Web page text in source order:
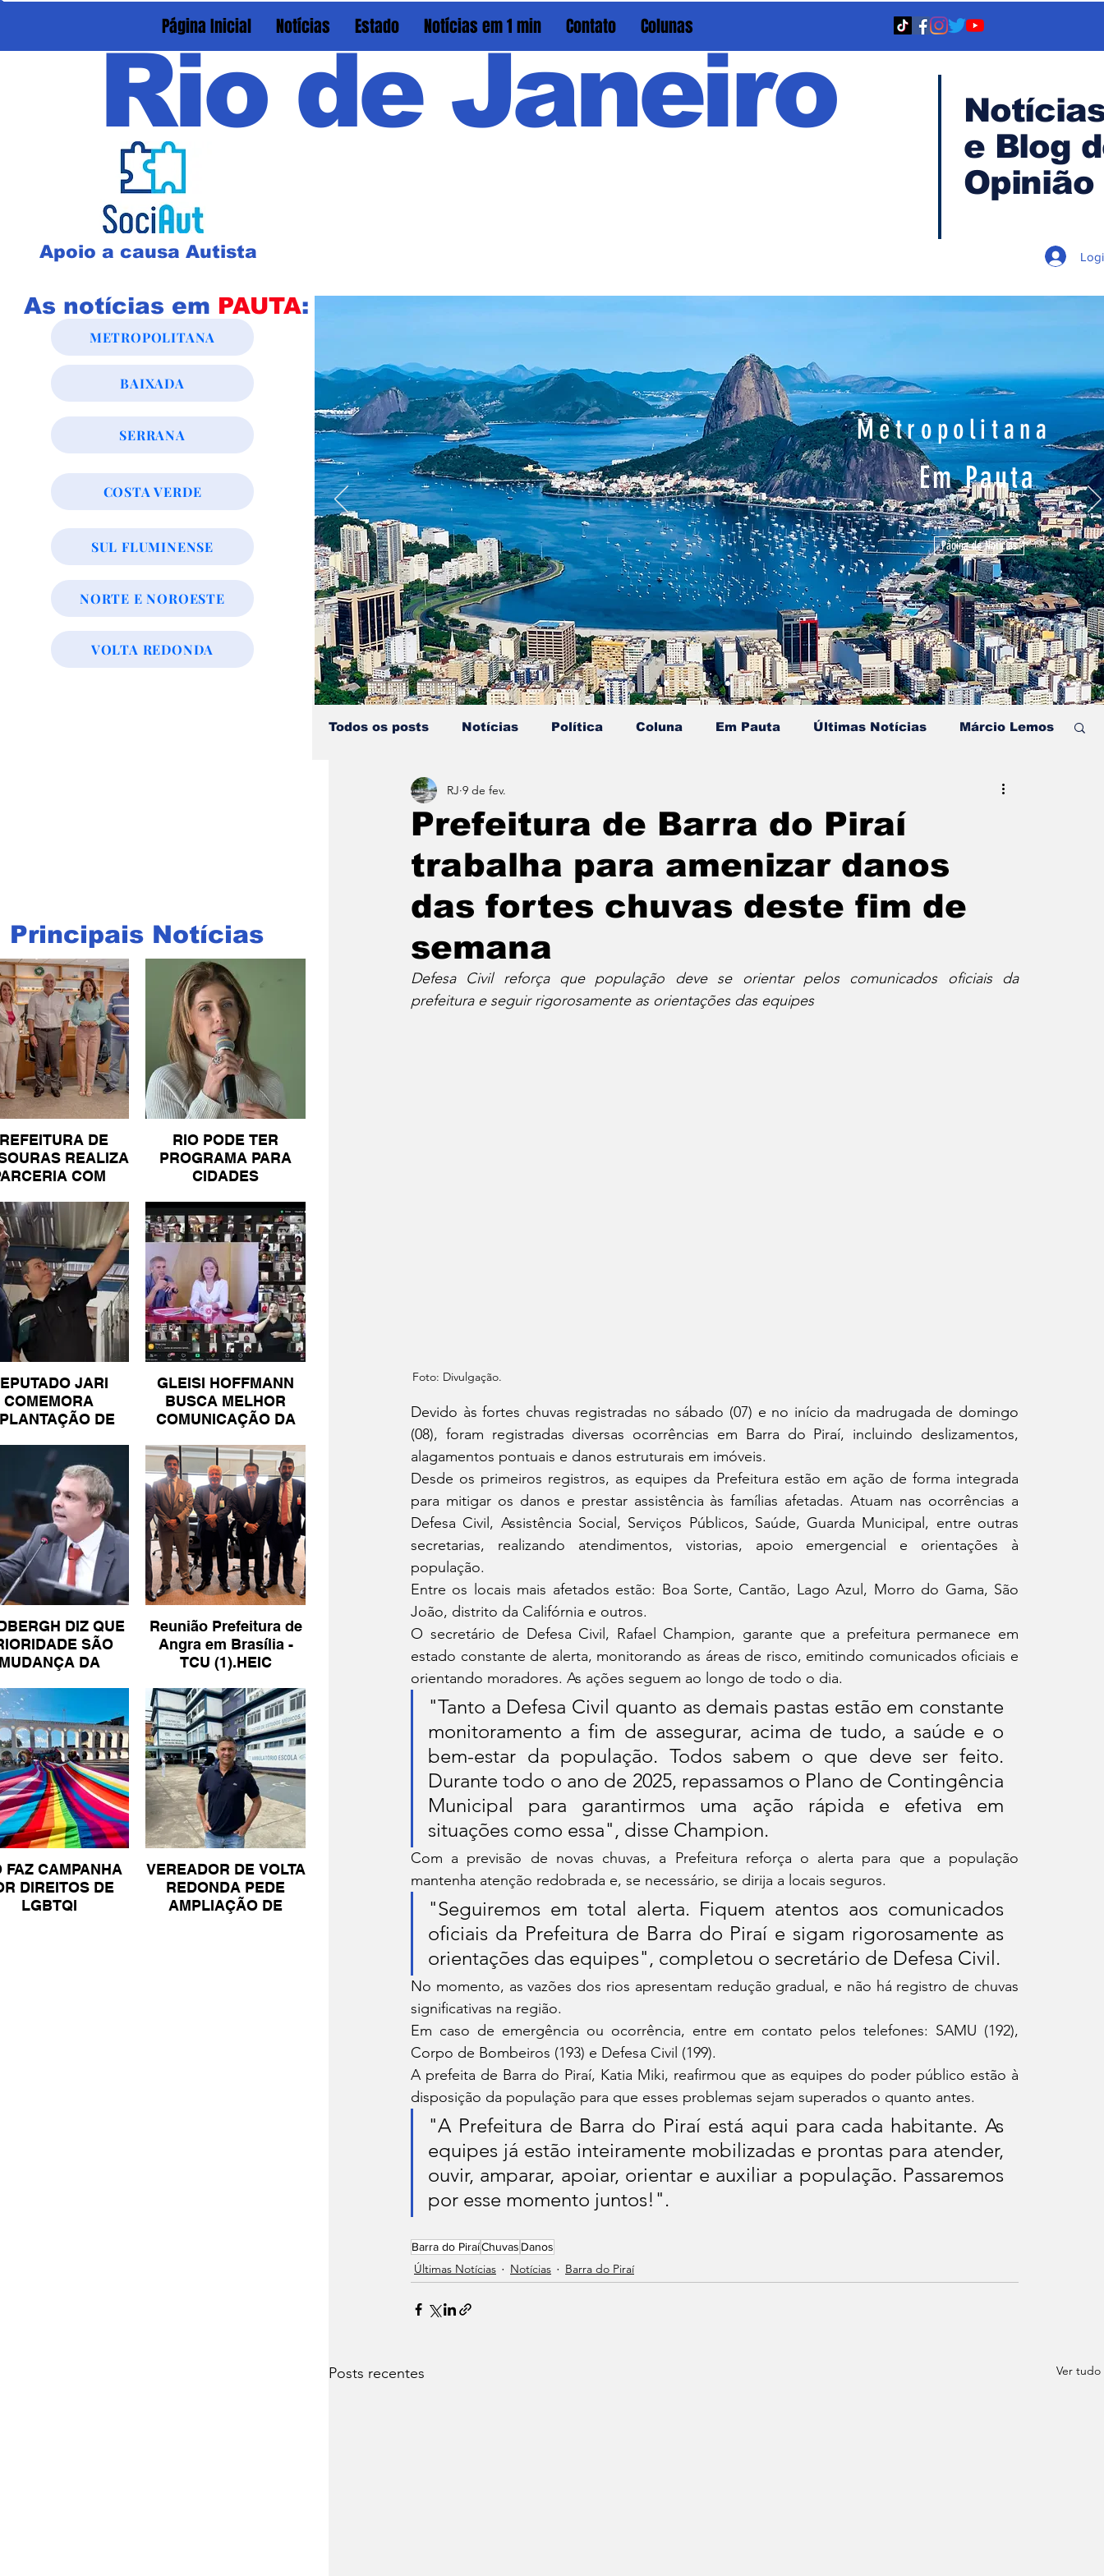
Página Inicial Notícias Estado Notícias em 1 min Contato Colunas
Rio de Janeiro
Apoio a causa Autista
e Blog
Opinião
As notícias em PAUTA:
METROPOLITANA
BAIXADA
SERRANA
COSTA VERDE
SUL FLUMINENSE
NORTE E NOROESTE
VOLTA REDONDA
Principais Notícias
DE
REALIZA
COM
RIO PODE TER
PROGRAMA PARA
CIDADES
JARI
COMEMORA
DE
GLEISI HOFFMANN
BUSCA MELHOR
COMUNICAÇÃO DA
DIZ QUE
SÃO
DA
DE IR
Reunião Prefeitura de
Angra em Brasília -
TCU (1).HEIC
FAZ CAMPANHA
DIREITOS DE
LGBTQI
VEREADOR DE VOLTA
REDONDA PEDE
AMPLIAÇÃO DE
Todos os posts Notícias Política Coluna Em Pauta Últimas Notícias Márcio Lemos
Estado do Rio Notícias em 1 min
Dois cafés e a conta Angra dos Reis Barra do Piraí Barra Mansa Pinheiral
Prefeitura de Barra do Piraí
trabalha para amenizar danos
das fortes chuvas deste fim de
semana
RJ 9 de fev.
Defesa Civil reforça que população deve se orientar pelos comunicados oficiais da
prefeitura e seguir rigorosamente as orientações das equipes
Foto: Divulgação.
Devido às fortes chuvas registradas no sábado (07) e no início da madrugada de domingo
(08), foram registradas diversas ocorrências em Barra do Piraí, incluindo deslizamentos,
alagamentos pontuais e danos estruturais em imóveis.
Desde os primeiros registros, as equipes da Prefeitura estão em ação de forma integrada
para mitigar os danos e prestar assistência às famílias afetadas. Atuam nas ocorrências a
Defesa Civil, Assistência Social, Serviços Públicos, Saúde, Guarda Municipal, entre outras
secretarias, realizando atendimentos, vistorias, apoio emergencial e orientações à
população.
Entre os locais mais afetados estão: Boa Sorte, Cantão, Lago Azul, Morro do Gama, São
João, distrito da Califórnia e outros.
O secretário de Defesa Civil, Rafael Champion, garante que a prefeitura permanece em
estado constante de alerta, monitorando as áreas de risco, emitindo comunicados oficiais e
orientando moradores. As ações seguem ao longo de todo o dia.
"Tanto a Defesa Civil quanto as demais pastas estão em constante
monitoramento a fim de assegurar, acima de tudo, a saúde e o
bem-estar da população. Todos sabem o que deve ser feito.
Durante todo o ano de 2025, repassamos o Plano de Contingência
Municipal para garantirmos uma ação rápida e efetiva em
situações como essa", disse Champion.
Com a previsão de novas chuvas, a Prefeitura reforça o alerta para que a população
mantenha atenção redobrada e, se necessário, se dirija a locais seguros.
"Seguiremos em total alerta. Fiquem atentos aos comunicados
oficiais da Prefeitura de Barra do Piraí e sigam rigorosamente as
orientações das equipes", completou o secretário de Defesa Civil.
No momento, as vazões dos rios apresentam redução gradual, e não há registro de chuvas
significativas na região.
Em caso de emergência ou ocorrência, entre em contato pelos telefones: SAMU (192),
Corpo de Bombeiros (193) e Defesa Civil (199).
A prefeita de Barra do Piraí, Katia Miki, reafirmou que as equipes do poder público estão à
disposição da população para que esses problemas sejam superados o quanto antes.
"A Prefeitura de Barra do Piraí está aqui para cada habitante. As
equipes já estão inteiramente mobilizadas e prontas para atender,
ouvir, amparar, apoiar, orientar e auxiliar a população. Passaremos
por esse momento juntos!".
Barra do PiraíChuvas Danos
Últimas Notícias Notícias Barra do Piraí
Posts recentes Ver tudo
Metropolitana
Em Pauta
Página de Notícias